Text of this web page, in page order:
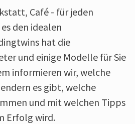
Café - für jeden
den idealen
hat die
und einige Modelle für Sie
informieren wir, welche
es gibt, welche
und mit welchen Tipps
Erfolg wird.